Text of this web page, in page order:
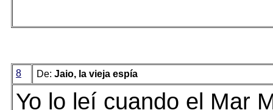
8 De: Jaio, la vieja espía
Yo lo leí cuando el Mar